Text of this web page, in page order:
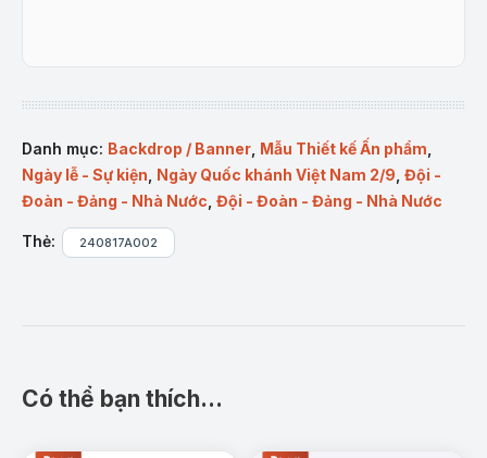
Danh mục: Backdrop / Banner Mẫu Thiết kế Ấn phẩm
Ngày lễ - Sự kiện Ngày Quốc khánh Việt Nam 2/9 Đội -
Đoàn - Đảng - Nhà Nước Đội - Đoàn - Đảng - Nhà Nước
Thẻ: 240817A002
Có thể bạn thích…